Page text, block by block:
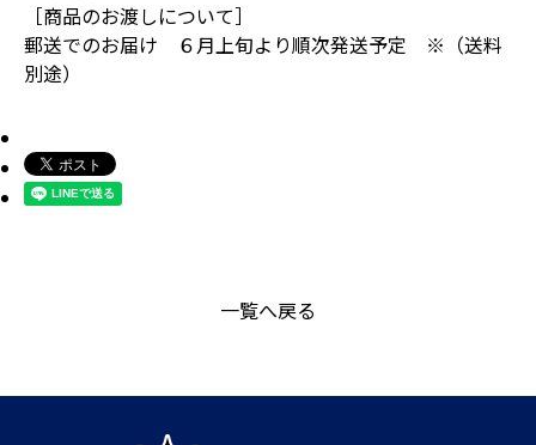
［商品のお渡しについて］
郵送でのお届け ６月上旬より順次発送予定 ※（送料
別途）
一覧へ戻る